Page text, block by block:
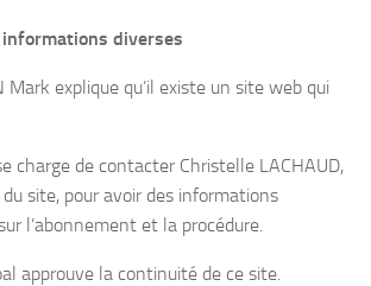
diverses
Mark explique qu’il existe un site web qui
charge de contacter Christelle LACHAUD,
site, pour avoir des informations
l’abonnement et la procédure.
approuve la continuité de ce site.